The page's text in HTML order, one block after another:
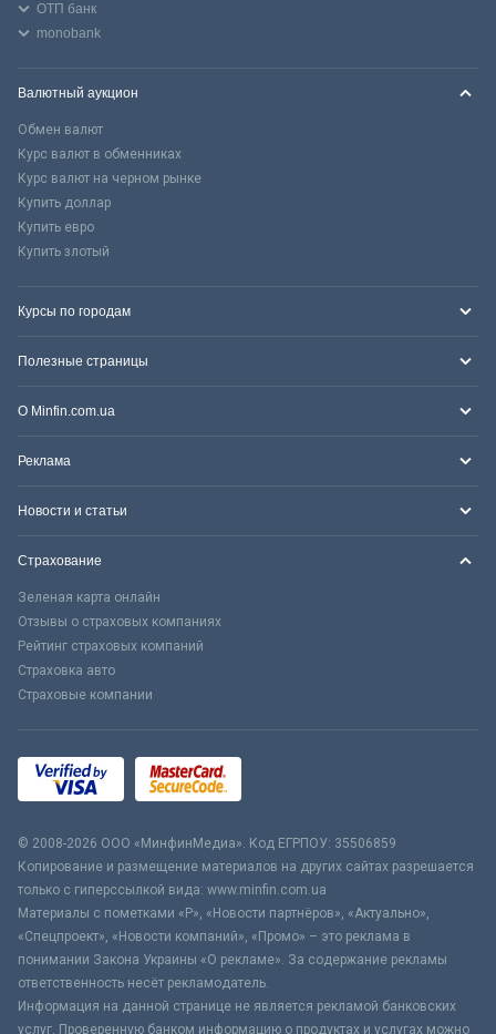
ОТП банк
monobank
Валютный аукцион
Обмен валют
Курс валют в обменниках
Курс валют на черном рынке
Купить доллар
Купить евро
Купить злотый
Курсы по городам
Полезные страницы
О Minfin.com.ua
Реклама
Новости и статьи
Страхование
Зеленая карта онлайн
Отзывы о страховых компаниях
Рейтинг страховых компаний
Страховка авто
Страховые компании
© 2008-2026 ООО «МинфинМедиа». Код ЕГРПОУ: 35506859
Копирование и размещение материалов на других сайтах разрешается
только с гиперссылкой вида: www.minfin.com.ua
Материалы с пометками «Р», «Новости партнёров», «Актуально»,
«Спецпроект», «Новости компаний», «Промо» – это реклама в
понимании Закона Украины «О рекламе». За содержание рекламы
ответственность несёт рекламодатель.
Информация на данной странице не является рекламой банковских
услуг. Проверенную банком информацию о продуктах и услугах можно